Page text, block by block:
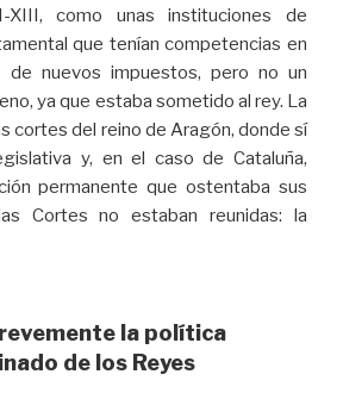
como unas instituciones de
que tenían competencias en
de nuevos impuestos, pero no un
ya que estaba sometido al rey. La
cortes del reino de Aragón, donde sí
y, en el caso de Cataluña,
permanente que ostentaba sus
Cortes no estaban reunidas: la
la política
de los Reyes